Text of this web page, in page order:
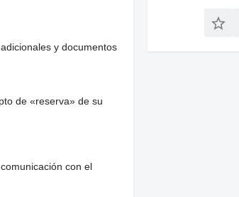
y documentos
de «reserva» de su
con el